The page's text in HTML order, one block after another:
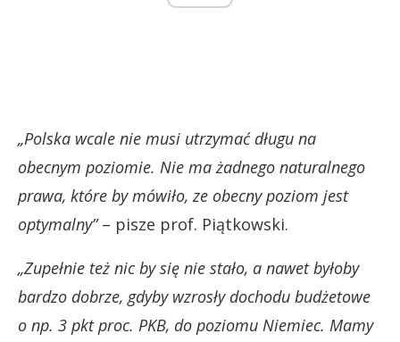
„Polska wcale nie musi utrzymać długu na
obecnym poziomie. Nie ma żadnego naturalnego
prawa, które by mówiło, ze obecny poziom jest
optymalny”– pisze prof. Piątkowski.
„Zupełnie też nic by się nie stało, a nawet byłoby
bardzo dobrze, gdyby wzrosły dochodu budżetowe
o np. 3 pkt proc. PKB, do poziomu Niemiec. Mamy